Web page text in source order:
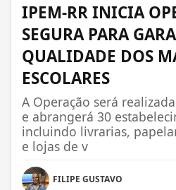
IPEM-RR INICIA
SEGURA PARA
QUALIDADE DOS
ESCOLARES
A Operação será
e abrangerá 30
incluindo livrarias,
e lojas de v
FILIPE GUSTAVO